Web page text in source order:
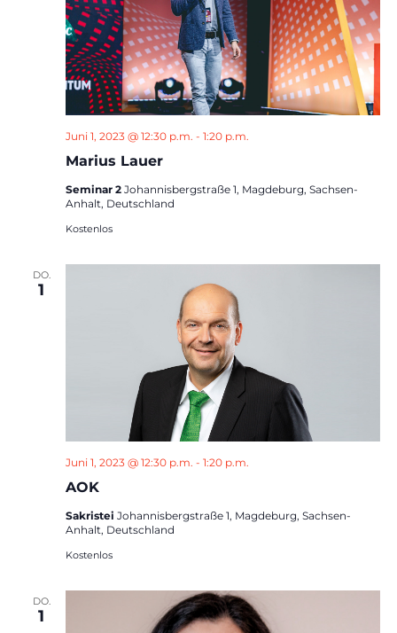
Marius Lauer
Juni 1, 2023 @ 12:30 p.m. - 1:20 p.m.
Seminar 2 Johannisbergstraße 1, Magdeburg, Sachsen-
Anhalt, Deutschland
Kostenlos
DO.
1
AOK
Juni 1, 2023 @ 12:30 p.m. - 1:20 p.m.
Sakristei Johannisbergstraße 1, Magdeburg, Sachsen-
Anhalt, Deutschland
Kostenlos
DO.
1